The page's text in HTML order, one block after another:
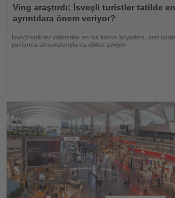
Oku
Ving araştırdı: İsveçli turistler tatilde
ayrıntılara önem veriyor?
İsveçli tatilciler valizlerine en sık kahve koyarken, otel
yanlarına almamalarıyla da dikkat çekiyor